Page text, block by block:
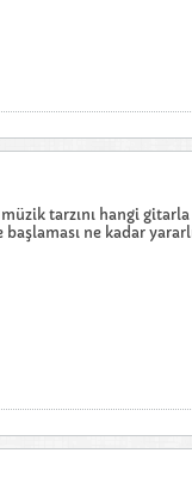
tarzını hangi
ne kadar